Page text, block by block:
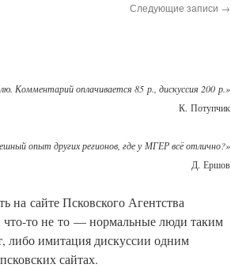
Следующие записи →
Комментарий оплачивается 85 р., дискуссия 200 р.»
К. Потупчик
опыт других регионов, где у МГЕР всё отлично?»
Д. Ершов
на сайте Псковского Агентства
то не то — нормальные люди таким
либо имитация дискуссии одним
сайтах.